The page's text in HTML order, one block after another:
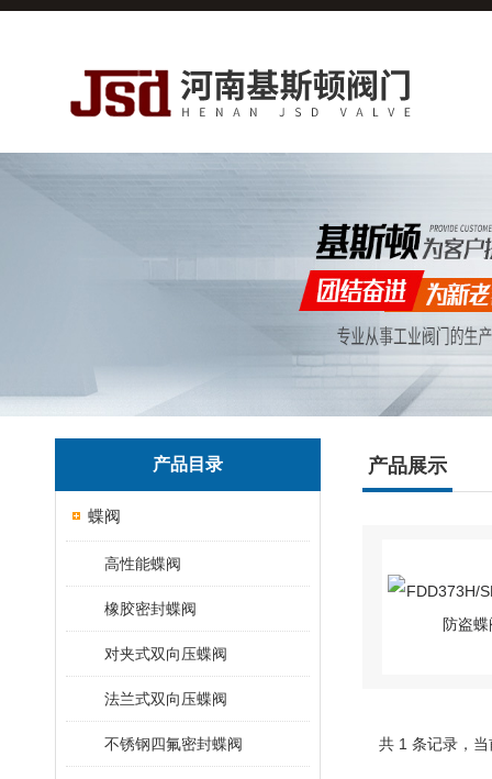
产品目录
蝶阀
高性能蝶阀
橡胶密封蝶阀
对夹式双向压蝶阀
法兰式双向压蝶阀
不锈钢四氟密封蝶阀
产品展示
共 1 条记录，